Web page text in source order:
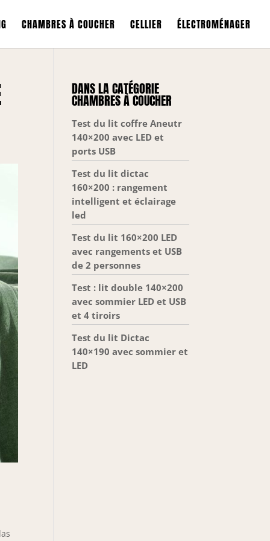
CHAMBRES À COUCHER CELLIER ÉLECTROMÉNAGER
DANS LA CATÉGORIE
CHAMBRES À COUCHER
Test du lit coffre Aneutr
140×200 avec LED et
ports USB
Test du lit dictac
160×200 : rangement
intelligent et éclairage
led
Test du lit 160×200 LED
avec rangements et USB
de 2 personnes
Test : lit double 140×200
avec sommier LED et USB
et 4 tiroirs
Test du lit Dictac
140×190 avec sommier et
LED